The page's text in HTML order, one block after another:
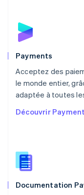
Payments
Acceptez des
le monde entier,
adaptée à toutes
Découvrir
Documentation
Norvège
English
English
NederlandsEnglish
Pologne
English
PortuguêsEnglish
English
Roumanie
Royaume-Uni